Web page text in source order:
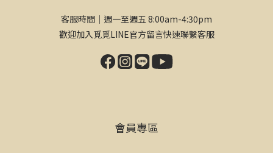
客服時間｜週一至週五 8:00am-4:30pm
歡迎加入覓覓LINE官方留言快速聯繫客服
會員專區